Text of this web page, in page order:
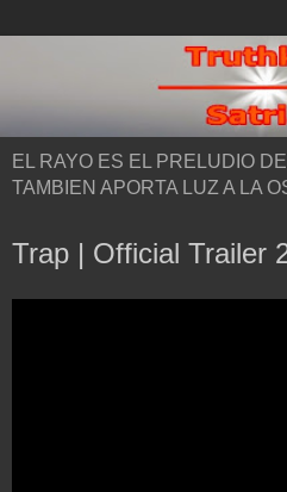
EL RAYO ES EL PRELUDIO
TAMBIEN APORTA LUZ A LA
Trap | Official Trailer